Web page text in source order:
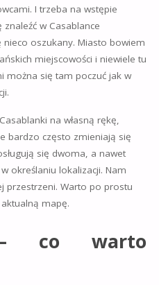
I trzeba na wstępie
w Casablance
oszukany. Miasto bowiem
miejscowości i niewiele tu
można się tam poczuć jak w
na własną rękę,
bardzo często zmieniają się
się dwoma, a nawet
określaniu lokalizacji. Nam
przestrzeni. Warto po prostu
mapę.
– co warto